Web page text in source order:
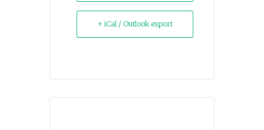
+ iCal / Outlook export